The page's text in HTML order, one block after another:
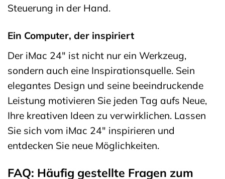
Steuerung in der Hand.
Ein Computer, der inspiriert
Der iMac 24″ ist nicht nur ein Werkzeug,
sondern auch eine Inspirationsquelle. Sein
elegantes Design und seine beeindruckende
Leistung motivieren Sie jeden Tag aufs Neue,
Ihre kreativen Ideen zu verwirklichen. Lassen
Sie sich vom iMac 24″ inspirieren und
entdecken Sie neue Möglichkeiten.
FAQ: Häufig gestellte Fragen zum